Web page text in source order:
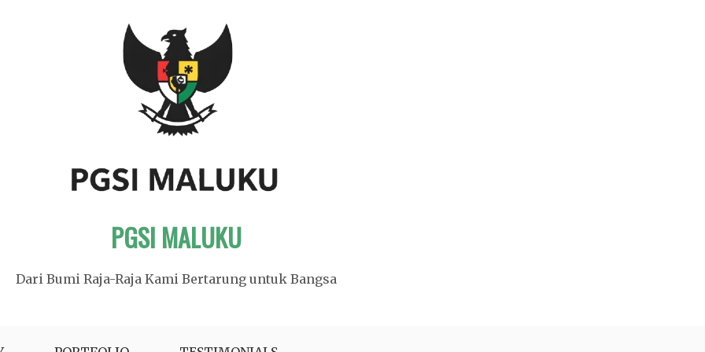
PGSI MALUKU
Dari Bumi Raja-Raja Kami Bertarung untuk Bangsa